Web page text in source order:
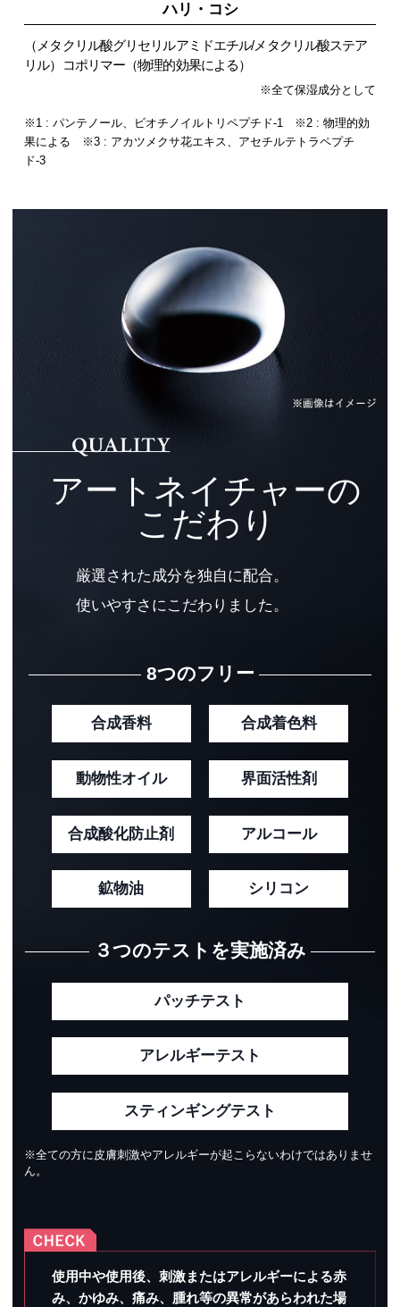
ハリ・コシ
（メタクリル酸グリセリルアミドエチル/メタクリル酸ステア
リル）コポリマー（物理的効果による）
※全て保湿成分として
※1 : パンテノール、ビオチノイルトリペプチド-1 ※2 : 物理的効
果による ※3 : アカツメクサ花エキス、アセチルテトラペプチ
ド-3
アートネイチャーの
こだわり
厳選された成分を独自に配合。
使いやすさにこだわりました。
8つのフリー
合成香料 合成着色料
動物性オイル 界面活性剤
合成酸化防止剤 アルコール
鉱物油 シリコン
３つのテストを実施済み
パッチテスト
アレルギーテスト
スティンギングテスト
※全ての方に皮膚刺激やアレルギーが起こらないわけではありませ
ん。
使用中や使用後、刺激またはアレルギーによる赤
み、かゆみ、痛み、腫れ等の異常があらわれた場